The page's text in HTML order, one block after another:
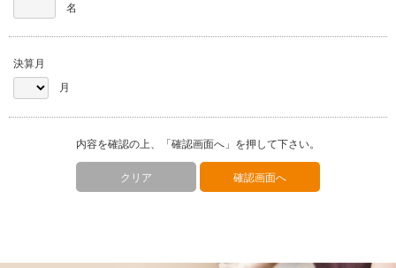
名
決算月
月
内容を確認の上、「確認画面へ」を押して下さい。
クリア 確認画面へ